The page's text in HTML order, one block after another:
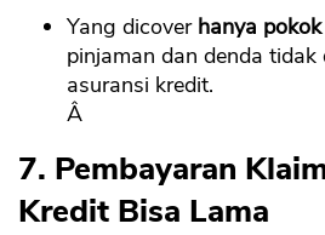
Yang dicover hanya
pinjaman dan denda tidak
asuransi kredit.
Â
7. Pembayaran
Kredit Bisa Lama